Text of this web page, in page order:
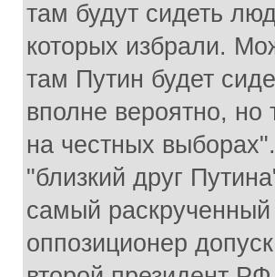
там будут сидеть
которых избрали.
там Путин будет
вполне вероятно, но
на честных
"близкий друг
самый раскрученный
оппозиционер